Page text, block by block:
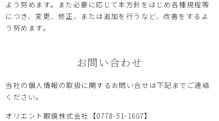
よう努めます。また必要に応じて本方針をはじめ各種規程等
につき、変更、修正、または追加を行うなど、改善をするよ
う努めます。
お問い合わせ
当社の個人情報の取扱に関するお問い合せは下記までご連絡
ください。
オリエント眼鏡株式会社【0778-51-1607】